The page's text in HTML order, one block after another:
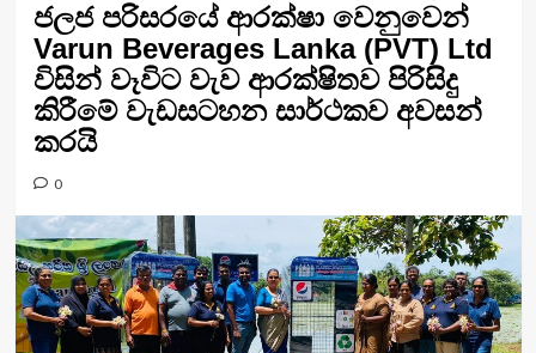
ජලජ පරිසරයේ ආරක්ෂා වෙනුවෙන්
Varun Beverages Lanka (PVT) Ltd
විසින් වෑවිට වැව ආරක්ෂිතව පිරිසිදු
කිරීමේ වැඩසටහන සාර්ථකව අවසන්
කරයි
0